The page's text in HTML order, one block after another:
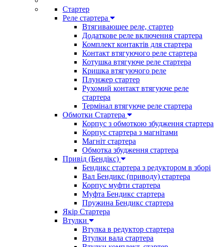
Стартер
Реле стартера
Втягивающее реле, стартер
Додаткове реле включення стартера
Комплект контактів для стартера
Контакт втягуючого реле стартера
Котушка втягуюче реле стартера
Кришка втягуючого реле
Плунжер стартер
Рухомий контакт втягуюче реле
стартера
Термінал втягуюче реле стартера
Обмотки Стартера
Корпус з обмоткою збудження стартера
Корпус стартера з магнітами
Магніт стартера
Обмотка збудження стартера
Привід (Бендікс)
Бендикс стартера з редуктором в зборі
Вал Бендикс (приводу) стартера
Корпус муфти стартера
Муфта Бендикс стартера
Пружина Бендикс стартера
Якір Стартера
Втулки
Втулка в редуктор стартера
Втулки вала стартера